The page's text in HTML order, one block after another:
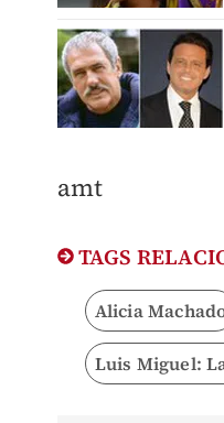
amt
TAGS
Alicia
Luis Miguel: